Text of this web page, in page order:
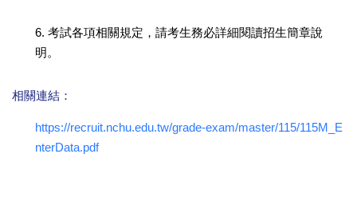
6. 考試各項相關規定，請考生務必詳細閱讀招生簡章說
明。
相關連結：
https://recruit.nchu.edu.tw/grade-exam/master/115/115M_E
nterData.pdf